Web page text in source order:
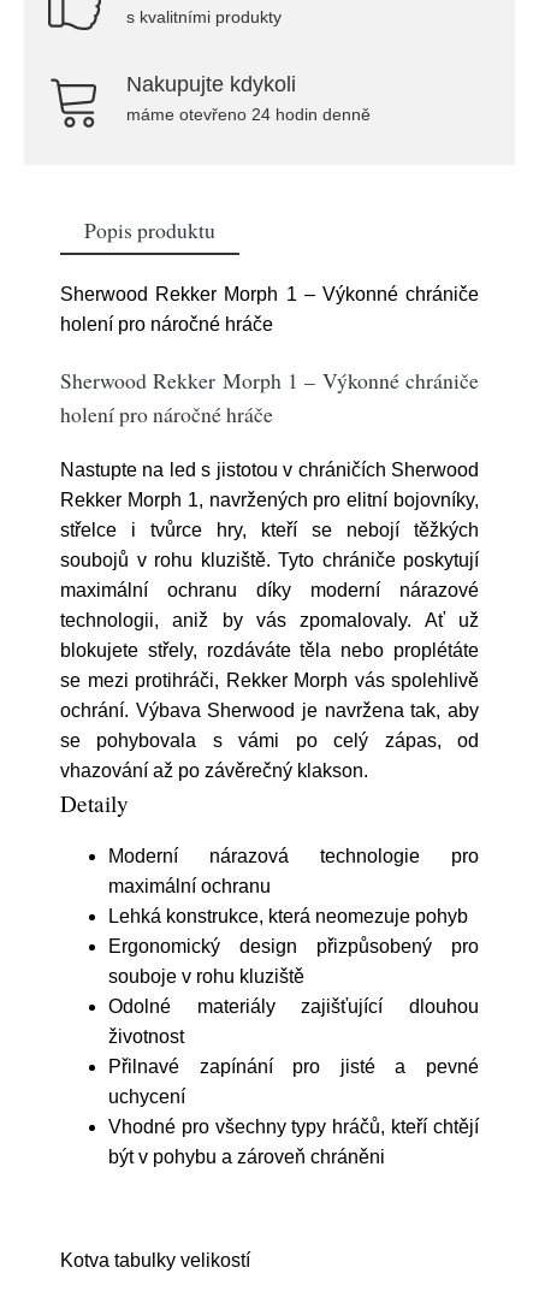
s kvalitními produkty
Nakupujte kdykoli
máme otevřeno 24 hodin denně
Popis produktu
Sherwood Rekker Morph 1 – Výkonné chrániče
holení pro náročné hráče
Sherwood Rekker Morph 1 – Výkonné chrániče
holení pro náročné hráče
Nastupte na led s jistotou v chráničích Sherwood
Rekker Morph 1, navržených pro elitní bojovníky,
střelce i tvůrce hry, kteří se nebojí těžkých
soubojů v rohu kluziště. Tyto chrániče poskytují
maximální ochranu díky moderní nárazové
technologii, aniž by vás zpomalovaly. Ať už
blokujete střely, rozdáváte těla nebo proplétáte
se mezi protihráči, Rekker Morph vás spolehlivě
ochrání. Výbava Sherwood je navržena tak, aby
se pohybovala s vámi po celý zápas, od
vhazování až po závěrečný klakson.
Detaily
Moderní nárazová technologie pro
maximální ochranu
Lehká konstrukce, která neomezuje pohyb
Ergonomický design přizpůsobený pro
souboje v rohu kluziště
Odolné materiály zajišťující dlouhou
životnost
Přilnavé zapínání pro jisté a pevné
uchycení
Vhodné pro všechny typy hráčů, kteří chtějí
být v pohybu a zároveň chráněni
Kotva tabulky velikostí